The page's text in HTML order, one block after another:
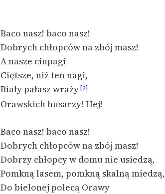
Baco nasz! baco nasz!
Dobrych chłopców na zbój masz!
A nasze ciupagi
Ciętsze, niż ten nagi,
Biały pałasz wraży[2]
Orawskich husarzy! Hej!
Baco nasz! baco nasz!
Dobrych chłopców na zbój masz!
Dobrzy chłopcy w domu nie usiedzą,
Pomkną lasem, pomkną skalną miedzą,
Do bielonej polecą Orawy